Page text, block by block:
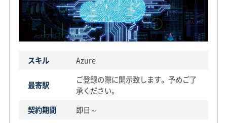
スキル Azure
最寄駅
ご登録の際に開示致します。予めご了
承ください。
契約期間
即日～